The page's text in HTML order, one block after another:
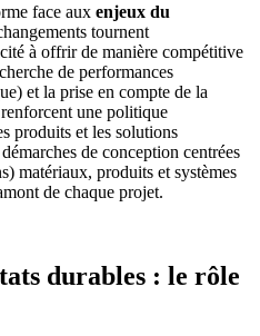
face aux enjeux du
tournent
à offrir de manière compétitive
de performances
et la prise en compte de la
une politique
produits et les solutions
de conception centrées
matériaux, produits et systèmes
de chaque projet.
durables : le rôle